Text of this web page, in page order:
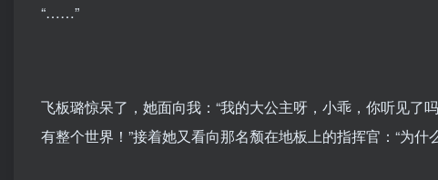
“……”
飞板璐惊呆了，她面向我：“我的大公主呀，小乖，你听见
有整个世界！”接着她又看向那名颓在地板上的指挥官：“为什